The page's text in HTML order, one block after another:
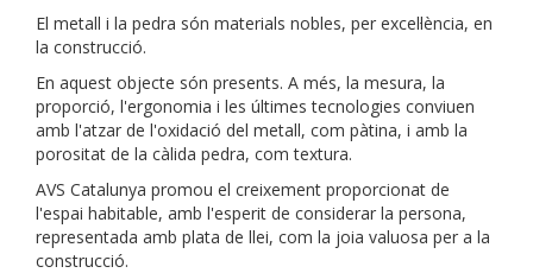
El metall i la pedra són materials nobles, per excel·lència, en
la construcció.
En aquest objecte són presents. A més, la mesura, la
proporció, l'ergonomia i les últimes tecnologies conviuen
amb l'atzar de l'oxidació del metall, com pàtina, i amb la
porositat de la càlida pedra, com textura.
AVS Catalunya promou el creixement proporcionat de
l'espai habitable, amb l'esperit de considerar la persona,
representada amb plata de llei, com la joia valuosa per a la
construcció.